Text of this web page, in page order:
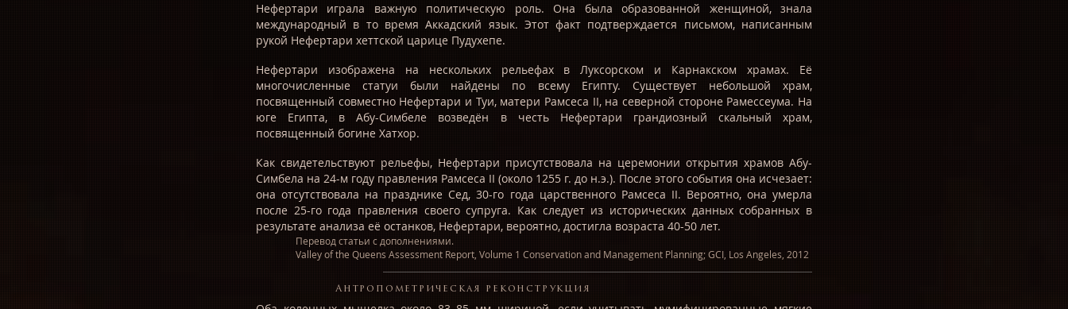
Нефертари играла важную политическую роль. Она была образованной женщиной, знала
международный в то время Аккадский язык. Этот факт подтверждается письмом, написанным
рукой Нефертари хеттской царице Пудухепе.
Нефертари изображена на нескольких рельефах в Луксорском и Карнакском храмах. Её
многочисленные статуи были найдены по всему Египту. Существует небольшой храм,
посвященный совместно Нефертари и Туи, матери Рамсеса II, на северной стороне Рамессеума. На
юге Египта, в Абу-Симбеле возведён в честь Нефертари грандиозный скальный храм,
посвященный богине Хатхор.
Как свидетельствуют рельефы, Нефертари присутствовала на церемонии открытия храмов Абу-
Симбела на 24-м году правления Рамсеса II (около 1255 г. до н.э.). После этого события она исчезает:
она отсутствовала на празднике Сед, 30-го года царственного Рамсеса II. Вероятно, она умерла
после 25-го года правления своего супруга. Как следует из исторических данных собранных в
результате анализа её останков, Нефертари, вероятно, достигла возраста 40-50 лет.
Перевод статьи с дополнениями.
Valley of the Queens Assessment Report, Volume 1 Conservation and Management Planning; GCI, Los Angeles, 2012
Антропометрическая реконструкция